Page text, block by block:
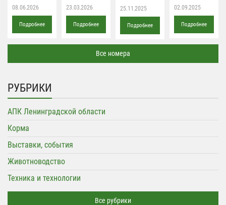
08.06.2026
Подробнее
23.03.2026
Подробнее
25.11.2025
Подробнее
02.09.2025
Подробнее
Все номера
РУБРИКИ
АПК Ленинградской области
Корма
Выставки, события
Животноводство
Техника и технологии
Все рубрики